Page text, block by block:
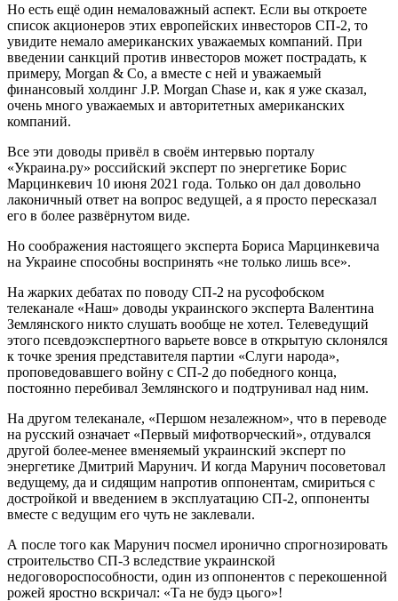
Но есть ещё один немаловажный аспект. Если вы откроете
список акционеров этих европейских инвесторов СП-2, то
увидите немало американских уважаемых компаний. При
введении санкций против инвесторов может пострадать, к
примеру, Morgan & Co, а вместе с ней и уважаемый
финансовый холдинг J.P. Morgan Chase и, как я уже сказал,
очень много уважаемых и авторитетных американских
компаний.
Все эти доводы привёл в своём интервью порталу
«Украина.ру» российский эксперт по энергетике Борис
Марцинкевич 10 июня 2021 года. Только он дал довольно
лаконичный ответ на вопрос ведущей, а я просто пересказал
его в более развёрнутом виде.
Но соображения настоящего эксперта Бориса Марцинкевича
на Украине способны воспринять «не только лишь все».
На жарких дебатах по поводу СП-2 на русофобском
телеканале «Наш» доводы украинского эксперта Валентина
Землянского никто слушать вообще не хотел. Телеведущий
этого псевдоэкспертного варьете вовсе в открытую склонялся
к точке зрения представителя партии «Слуги народа»,
проповедовавшего войну с СП-2 до победного конца,
постоянно перебивал Землянского и подтрунивал над ним.
На другом телеканале, «Першом незалежном», что в переводе
на русский означает «Первый мифотворческий», отдувался
другой более-менее вменяемый украинский эксперт по
энергетике Дмитрий Марунич. И когда Марунич посоветовал
ведущему, да и сидящим напротив оппонентам, смириться с
достройкой и введением в эксплуатацию СП-2, оппоненты
вместе с ведущим его чуть не заклевали.
А после того как Марунич посмел иронично спрогнозировать
строительство СП-3 вследствие украинской
недоговороспособности, один из оппонентов с перекошенной
рожей яростно вскричал: «Та не будэ цього»!